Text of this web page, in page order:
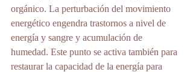
orgánico. La perturbación del movimiento
energético engendra trastornos a nivel de
energía y sangre y acumulación de
humedad. Este punto se activa también para
restaurar la capacidad de la energía para